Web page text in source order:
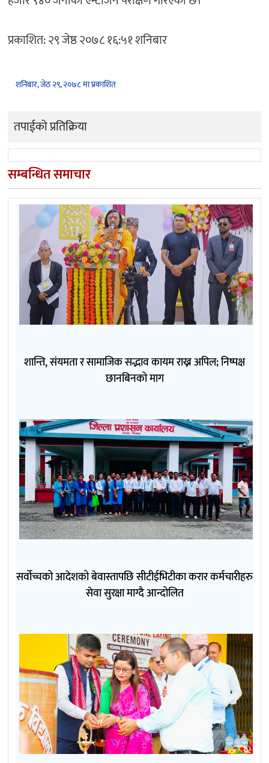
प्रकाशित: २९ जेष्ठ २०७८ १६:५१ शनिबार
शनिबार, जेठ २९, २०७८ मा प्रकाशित
तपाईको प्रतिक्रिया
सम्बन्धित समाचार
शान्ति, संयमता र सामाजिक सद्भाव कायम राख्न अपिल; निष्पक्ष
छानबिनको माग
सर्वोच्चको आदेशको बेवास्तापछि सीटीईभिटीका करार कर्मचारीहरु
सेवा सुरक्षा माग्दै आन्दोलित